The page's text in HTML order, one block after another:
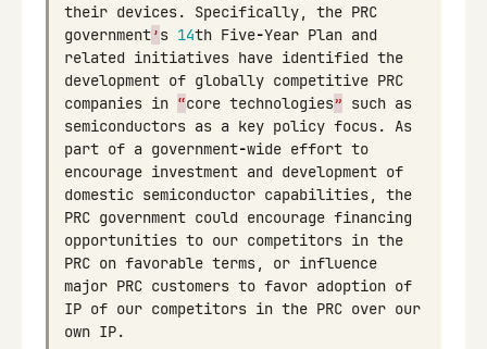
their devices. Specifically, the PRC
government’s 14th Five-Year Plan and
related initiatives have identified the
development of globally competitive PRC
companies in “core technologies” such as
semiconductors as a key policy focus. As
part of a government-wide effort to
encourage investment and development of
domestic semiconductor capabilities,
the
PRC government could encourage financing
opportunities to our competitors in the
PRC on favorable terms, or influence
major PRC customers to favor adoption of
IP of our competitors in the PRC over our
own IP.